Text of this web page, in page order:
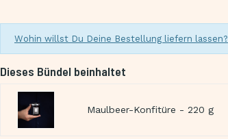
Wohin willst Du Deine Bestellung liefern lassen?
Dieses Bündel beinhaltet
Maulbeer-Konfitüre - 220 g